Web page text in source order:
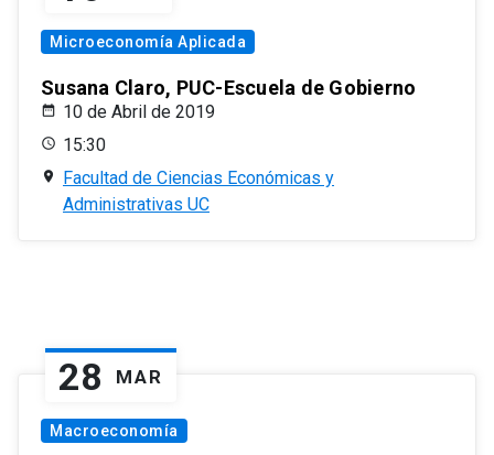
Microeconomía Aplicada
Susana Claro, PUC-Escuela de Gobierno
10 de Abril de 2019
15:30
Facultad de Ciencias Económicas y
Administrativas UC
28 MAR
Macroeconomía